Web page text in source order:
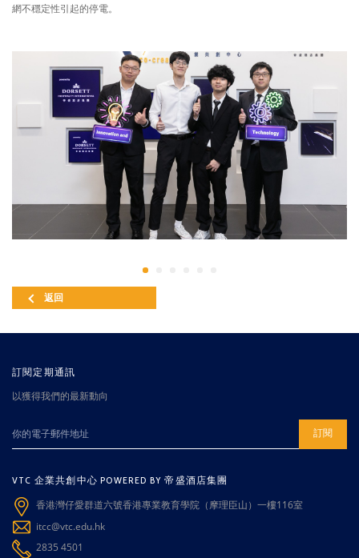
網不穩定性引起的停電。
返回
訂閱定期通訊
以獲得我們的最新動向
訂閱
VTC 企業共創中心 POWERED BY 帝盛酒店集團
香港灣仔愛群道六號香港專業教育學院（摩理臣山）一樓116室
itcc@vtc.edu.hk
2835 4501